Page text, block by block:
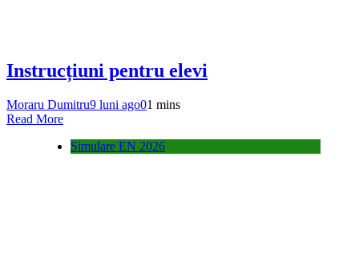
Instrucțiuni pentru elevi
Moraru Dumitru9 luni ago01 mins
Read More
Simulare EN 2026